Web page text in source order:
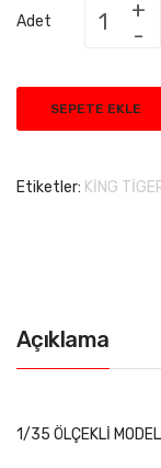
Adet
SEPETE EKLE
Etiketler: KİNG
Açıklama
1/35 ÖLÇEKLİ